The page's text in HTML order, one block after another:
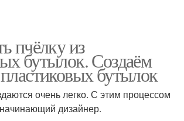
пчёлку из
бутылок. Создаём
бутылок
очень легко. С этим процессом
дизайнер.